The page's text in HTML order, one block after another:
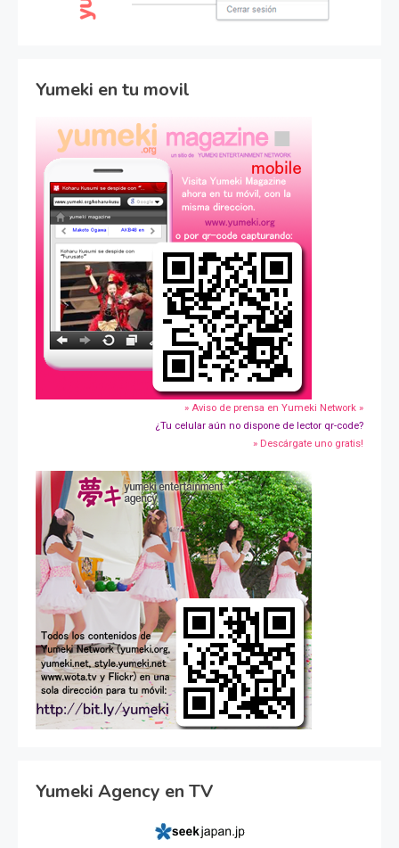
Yumeki en tu movil
» Aviso de prensa en Yumeki Network »
¿Tu celular aún no dispone de lector qr-code?
» Descárgate uno gratis!
Yumeki Agency en TV